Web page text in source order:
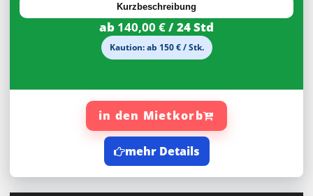
Kurzbeschreibung
ab 140,00 €/ 24 Std
Kaution: ab 150 € / Stk.
in den Mietkorb
mehr Details